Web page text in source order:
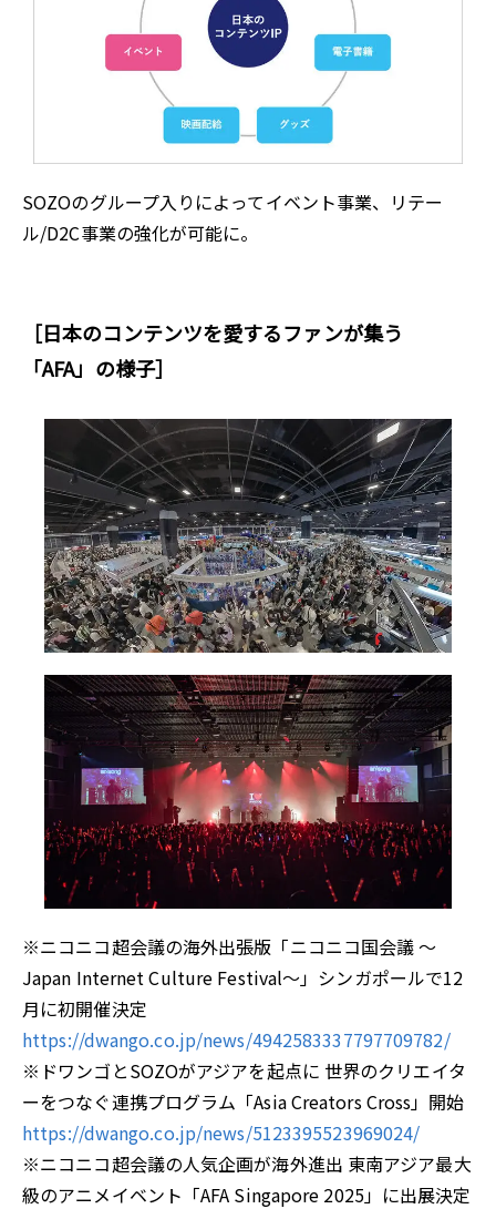
SOZOのグループ入りによってイベント事業、リテー
ル/D2C事業の強化が可能に。
［日本のコンテンツを愛するファンが集う
「AFA」の様子］
※ニコニコ超会議の海外出張版「ニコニコ国会議 ～
Japan Internet Culture Festival～」シンガポールで12
月に初開催決定
https://dwango.co.jp/news/4942583337797709782/
※ドワンゴとSOZOがアジアを起点に 世界のクリエイタ
ーをつなぐ連携プログラム「Asia Creators Cross」開始
https://dwango.co.jp/news/5123395523969024/
※ニコニコ超会議の人気企画が海外進出 東南アジア最大
級のアニメイベント「AFA Singapore 2025」に出展決定